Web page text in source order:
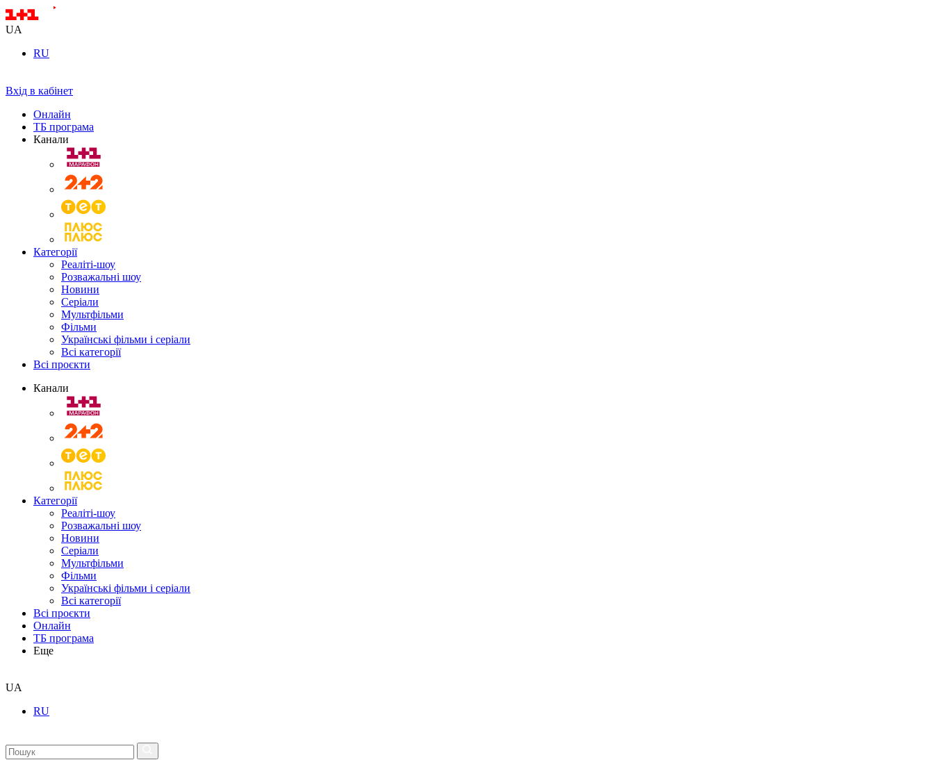
UA
RU
Вхід в кабінет
Онлайн
ТБ програма
Канали
Категорії
Реаліті-шоу
Розважальні шоу
Новини
Серіали
Мультфільми
Фільми
Українські фільми і серіали
Всі категорії
Всі проєкти
Канали
Категорії
Реаліті-шоу
Розважальні шоу
Новини
Серіали
Мультфільми
Фільми
Українські фільми і серіали
Всі категорії
Всі проєкти
Онлайн
ТБ програма
Еще
UA
RU